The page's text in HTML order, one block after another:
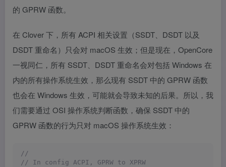
的 GPRW 函数。
在 Clover 下，所有 ACPI 相关设置（SSDT、DSDT 以及
DSDT 重命名）只会对 macOS 生效；但是现在，OpenCore
一视同仁，所有 SSDT、DSDT 重命名会对包括 Windows 在
内的所有操作系统生效，那么现有 SSDT 中的 GPRW 函数
也会在 Windows 生效，可能就会导致未知的后果。所以，我
们需要通过 OSI 操作系统判断函数，确保 SSDT 中的
GPRW 函数的行为只对 macOS 操作系统生效：
//
// In config ACPI, GPRW to XPRW